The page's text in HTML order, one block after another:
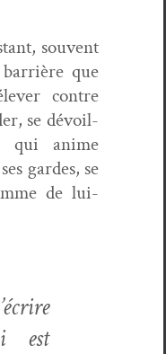
sou­vent
que
con­tre
se dévoil­
qui ani­me
gardes, se
de lui-
est